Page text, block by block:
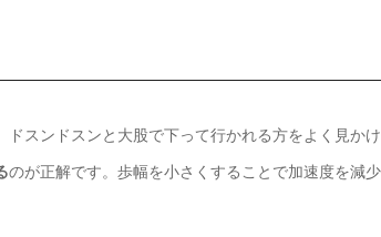
スンドスンと大股で下って行かれる方をよく見か
のが正解です。歩幅を小さくすることで加速度を減